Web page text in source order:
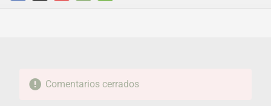
FACEBOOKTWITTERFLIPBOARD
E-
WHATSAPP
Comentarios cerrados